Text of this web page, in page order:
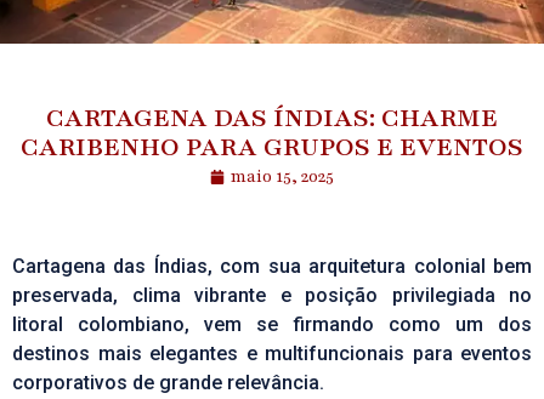
CARTAGENA DAS ÍNDIAS: CHARME
CARIBENHO PARA GRUPOS E EVENTOS
maio 15, 2025
Cartagena das Índias, com sua arquitetura colonial bem
preservada, clima vibrante e posição privilegiada no
litoral colombiano, vem se firmando como um dos
destinos mais elegantes e multifuncionais para eventos
corporativos de grande relevância.